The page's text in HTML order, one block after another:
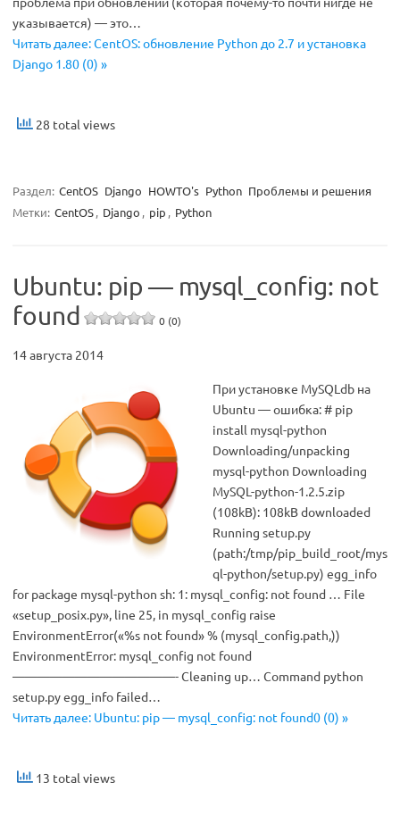
указывается) — это…
Читать далее: CentOS: обновление Python до 2.7 и установка
Django 1.80 (0) »
28 total views
Раздел: CentOS Django HOWTO's Python Проблемы и решения
Метки: CentOS, Django , pip , Python
Ubuntu: pip — mysql_config: not
found
0 (0)
14 августа 2014
При установке MySQLdb на
Ubuntu — ошибка: # pip
install mysql-python
Downloading/unpacking
mysql-python Downloading
MySQL-python-1.2.5.zip
(108kB): 108kB downloaded
Running setup.py
(path:/tmp/pip_build_root/mys
ql-python/setup.py) egg_info
for package mysql-python sh: 1: mysql_config: not found … File
«setup_posix.py», line 25, in mysql_config raise
EnvironmentError(«%s not found» % (mysql_config.path,))
EnvironmentError: mysql_config not found
—————————————- Cleaning up… Command python
setup.py egg_info failed…
Читать далее: Ubuntu: pip — mysql_config: not found0 (0) »
13 total views